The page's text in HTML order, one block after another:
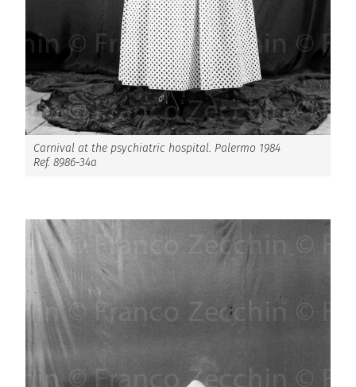
Carnival at the psychiatric hospital. Palermo 1984
Ref. 8986-34a